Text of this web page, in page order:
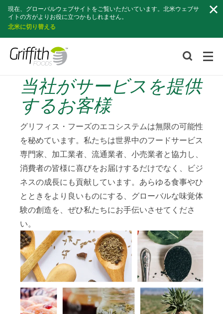
現在、グローバルウェブサイトをご覧いただいています。北米ウェブサ
イトの方がよりお役に立つかもしれません。
北米に切り替える
索
当社がサービスを提供
するお客様
グリフィス・フーズのエコシステムは無限の可能性
を秘めています。私たちは世界中のフードサービス
専門家、加工業者、流通業者、小売業者と協力し、
消費者の皆様に喜びをお届けするだけでなく、ビジ
ネスの成長にも貢献しています。あらゆる食事やひ
とときをより良いものにする、グローバルな味覚体
験の創造を、ぜひ私たちにお手伝いさせてくださ
い。